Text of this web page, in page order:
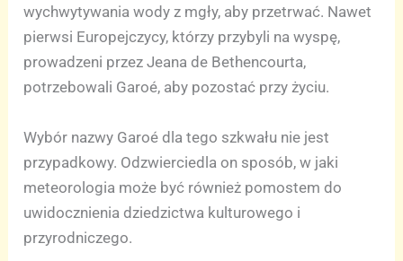
wychwytywania wody z mgły, aby przetrwać. Nawet
pierwsi Europejczycy, którzy przybyli na wyspę,
prowadzeni przez Jeana de Bethencourta,
potrzebowali Garoé, aby pozostać przy życiu.
Wybór nazwy Garoé dla tego szkwału nie jest
przypadkowy. Odzwierciedla on sposób, w jaki
meteorologia może być również pomostem do
uwidocznienia dziedzictwa kulturowego i
przyrodniczego.